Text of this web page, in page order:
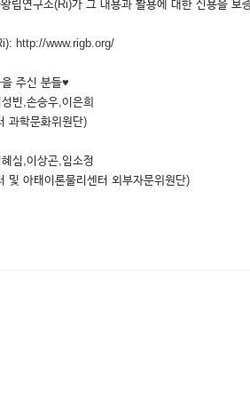
립연구소(Ri)가 그 내용과 활용에 대한 신용을 보
http://www.rigb.org/
주신 분들♥
빈,손승우,이은희
과학문화위원단)
심,이상곤,임소정
및 아태이론물리센터 외부자문위원단)